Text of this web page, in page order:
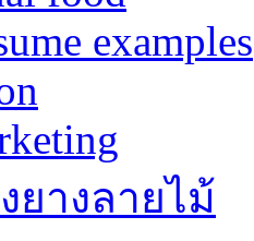
examples
ยางลายไม้